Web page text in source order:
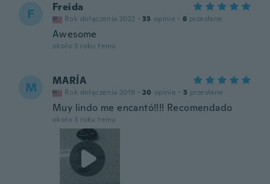
F Freida
Rok dołączenia 2022 · 33 opinie · 8 przesłane
Awesome
około 3 roku temu
M MARÍA
Rok dołączenia 2019 · 20 opinie · 3 przesłane
Muy lindo me encantó!!!! Recomendado
około 3 roku temu